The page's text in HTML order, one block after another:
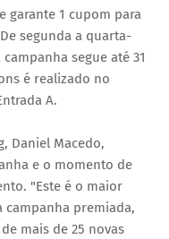
garante 1 cupom para
segunda a quarta-
segue até 31
é realizado no
A.
Daniel Macedo,
e o momento de
"Este é o maior
campanha premiada,
mais de 25 novas